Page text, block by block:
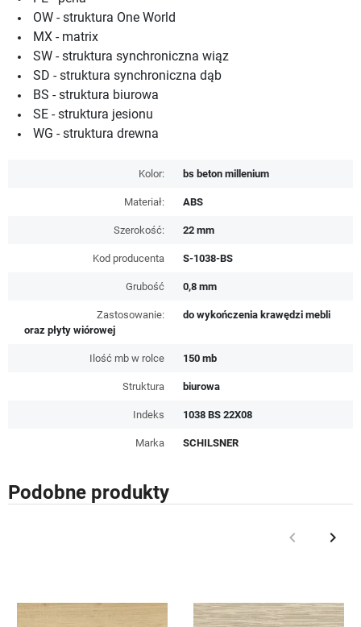
OW - struktura One World
MX - matrix
SW - struktura synchroniczna wiąz
SD - struktura synchroniczna dąb
BS - struktura biurowa
SE - struktura jesionu
WG - struktura drewna
Kolor: bs beton millenium
Materiał: ABS
Szerokość: 22 mm
Kod producenta S-1038-BS
Grubość 0,8 mm
Zastosowanie:
do wykończenia krawędzi mebli
oraz płyty wiórowej
Ilość mb w rolce 150 mb
Struktura biurowa
Indeks 1038 BS 22X08
Marka SCHILSNER
Podobne produkty
Poprzedni
keyboard_arrow_left keyboard_arrow_right